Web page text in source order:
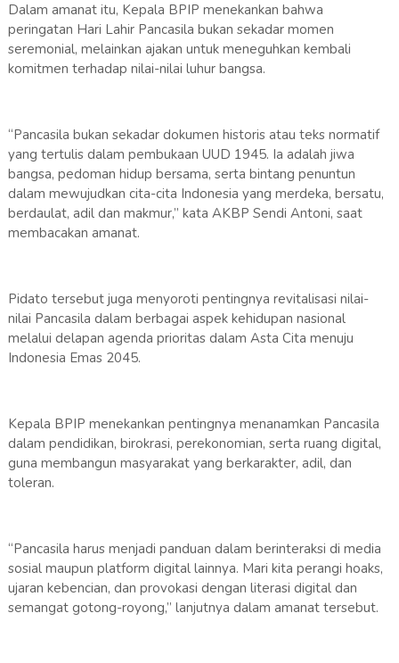
Dalam amanat itu, Kepala BPIP menekankan bahwa
peringatan Hari Lahir Pancasila bukan sekadar momen
seremonial, melainkan ajakan untuk meneguhkan kembali
komitmen terhadap nilai-nilai luhur bangsa.
“Pancasila bukan sekadar dokumen historis atau teks normatif
yang tertulis dalam pembukaan UUD 1945. Ia adalah jiwa
bangsa, pedoman hidup bersama, serta bintang penuntun
dalam mewujudkan cita-cita Indonesia yang merdeka, bersatu,
berdaulat, adil dan makmur,” kata AKBP Sendi Antoni, saat
membacakan amanat.
Pidato tersebut juga menyoroti pentingnya revitalisasi nilai-
nilai Pancasila dalam berbagai aspek kehidupan nasional
melalui delapan agenda prioritas dalam Asta Cita menuju
Indonesia Emas 2045.
Kepala BPIP menekankan pentingnya menanamkan Pancasila
dalam pendidikan, birokrasi, perekonomian, serta ruang digital,
guna membangun masyarakat yang berkarakter, adil, dan
toleran.
“Pancasila harus menjadi panduan dalam berinteraksi di media
sosial maupun platform digital lainnya. Mari kita perangi hoaks,
ujaran kebencian, dan provokasi dengan literasi digital dan
semangat gotong-royong,” lanjutnya dalam amanat tersebut.